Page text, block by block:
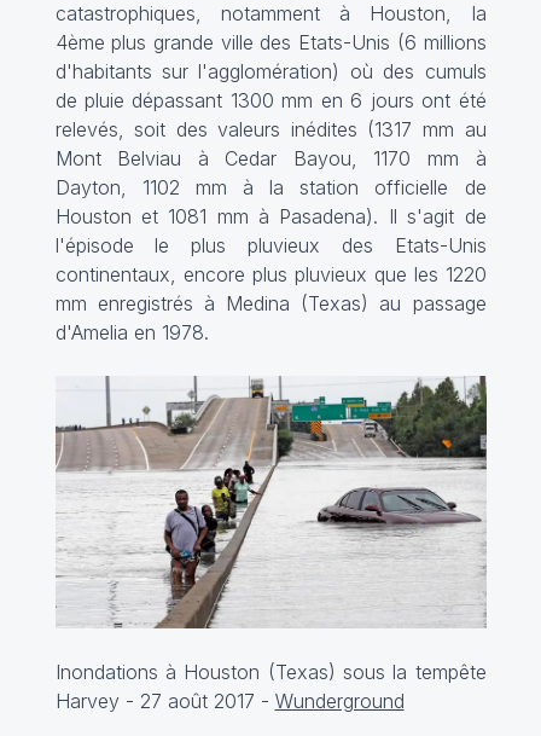
catastrophiques, notamment à Houston, la
4ème plus grande ville des Etats-Unis (6 millions
d'habitants sur l'agglomération) où des cumuls
de pluie dépassant 1300 mm en 6 jours ont été
relevés, soit des valeurs inédites (1317 mm au
Mont Belviau à Cedar Bayou, 1170 mm à
Dayton, 1102 mm à la station officielle de
Houston et 1081 mm à Pasadena). Il s'agit de
l'épisode le plus pluvieux des Etats-Unis
continentaux, encore plus pluvieux que les 1220
mm enregistrés à Medina (Texas) au passage
d'Amelia en 1978.
Inondations à Houston (Texas) sous la tempête
Harvey - 27 août 2017 - Wunderground